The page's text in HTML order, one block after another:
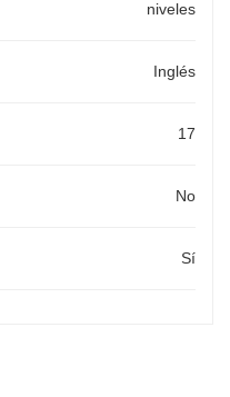
niveles
Inglés
17
No
Sí